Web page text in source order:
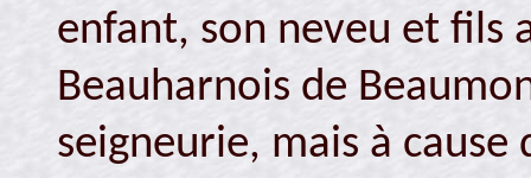
enfant, son neveu et fils
Beauharnois de
seigneurie, mais à